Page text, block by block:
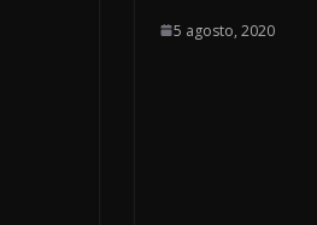
5 agosto, 2020